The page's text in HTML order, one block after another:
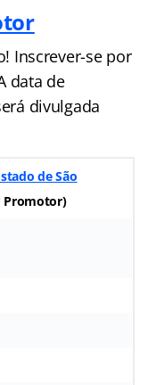
Inscrever-se por
data de
divulgada
de São
Promotor)